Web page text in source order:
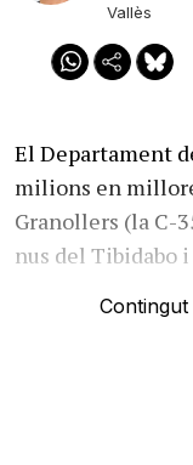
Vallès
El Departament
milions en
Granollers (la C-
nus del Tibidabo i